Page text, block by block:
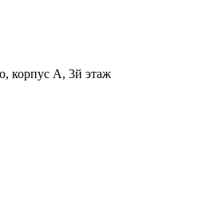
корпус А, 3й этаж